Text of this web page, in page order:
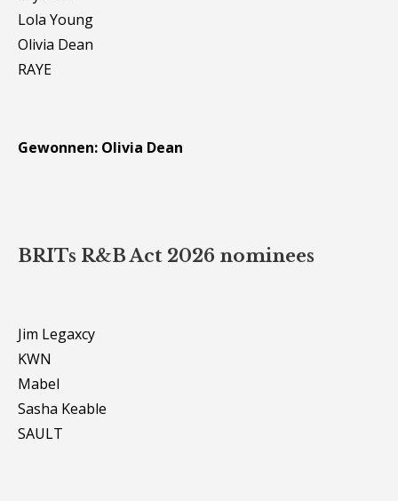
Lola Young
Olivia Dean
RAYE
Gewonnen: Olivia Dean
BRITs R&B Act 2026 nominees
Jim Legaxcy
KWN
Mabel
Sasha Keable
SAULT